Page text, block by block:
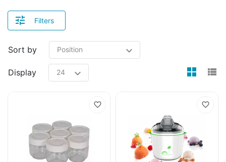
Filters
Sort by
Display